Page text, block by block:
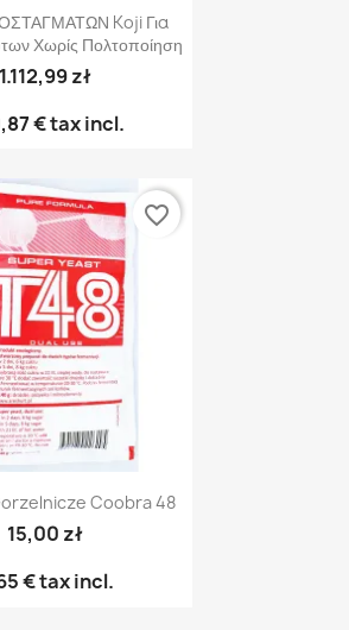
προβολήKoji Για
Χωρίς Πολτοποίηση
1.112,99 zł
€tax incl.
προβολή
Coobra 48
15,00 zł
€tax incl.
favorite_border